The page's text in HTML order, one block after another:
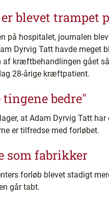
blevet trampet
på hospitalet, journalen
Dyrvig Tatt havde meget
kræftbehandlingen gået
28-årige kræftpatient.
bedre"
at Adam Dyrvig Tatt
er tilfredse med forløbet.
som fabrikker
forløb blevet stadigt
går tabt.